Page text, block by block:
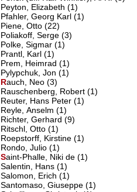
Peyton, Elizabeth (1)
Pfahler, Georg Karl (1)
Piene, Otto (22)
Poliakoff, Serge (3)
Polke, Sigmar (1)
Prantl, Karl (1)
Prem, Heimrad (1)
Pylypchuk, Jon (1)
Rauch, Neo(3)
Rauschenberg, Robert (1)
Reuter, Hans Peter (1)
Reyle, Anselm (1)
Richter, Gerhard (9)
Ritschl, Otto (1)
Roepstorff, Kirstine (1)
Rondo, Julio (1)
Saint-Phalle, Niki de(1)
Salentin, Hans (1)
Salomon, Erich (1)
Santomaso, Giuseppe (1)